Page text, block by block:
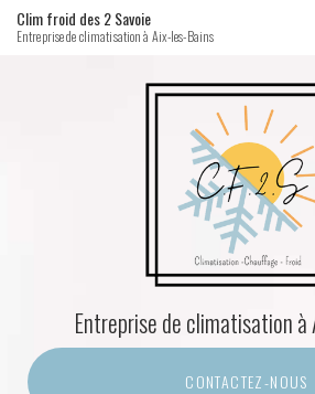
Clim froid des 2 Savoie
Entreprise de climatisation à Aix-les-Bains
Entreprise de climatisationà
CONTACTEZ-NOUS